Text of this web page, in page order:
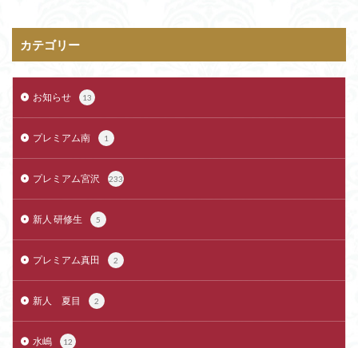
カテゴリー
お知らせ 13
プレミアム南 1
プレミアム宮沢 233
新人 研修生 5
プレミアム真田 2
新人 夏目 2
水嶋 12